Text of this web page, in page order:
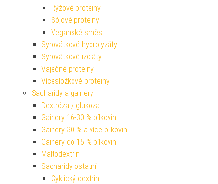
Rýžové proteiny
Sójové proteiny
Veganské směsi
Syrovátkové hydrolyzáty
Syrovátkové izoláty
Vaječné proteiny
Vícesložkové proteiny
Sacharidy a gainery
Dextróza / glukóza
Gainery 16-30 % bílkovin
Gainery 30 % a více bílkovin
Gainery do 15 % bílkovin
Maltodextrin
Sacharidy ostatní
Cyklický dextrin